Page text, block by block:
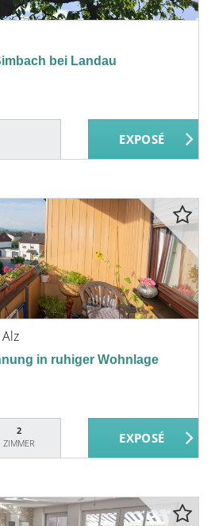
bei Landau
in ruhiger Wohnlage
2
ZIMMER